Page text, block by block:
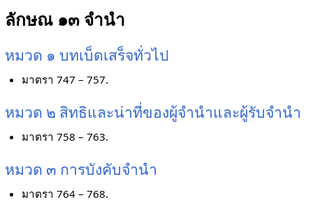
ลักษณ ๑๓ จำนำ
หมวด ๑ บทเบ็ดเสร็จทั่วไป
มาตรา 747 – 757.
หมวด ๒ สิทธิและน่าที่ของผู้จำนำและผู้รับจำนำ
มาตรา 758 – 763.
หมวด ๓ การบังคับจำนำ
มาตรา 764 – 768.